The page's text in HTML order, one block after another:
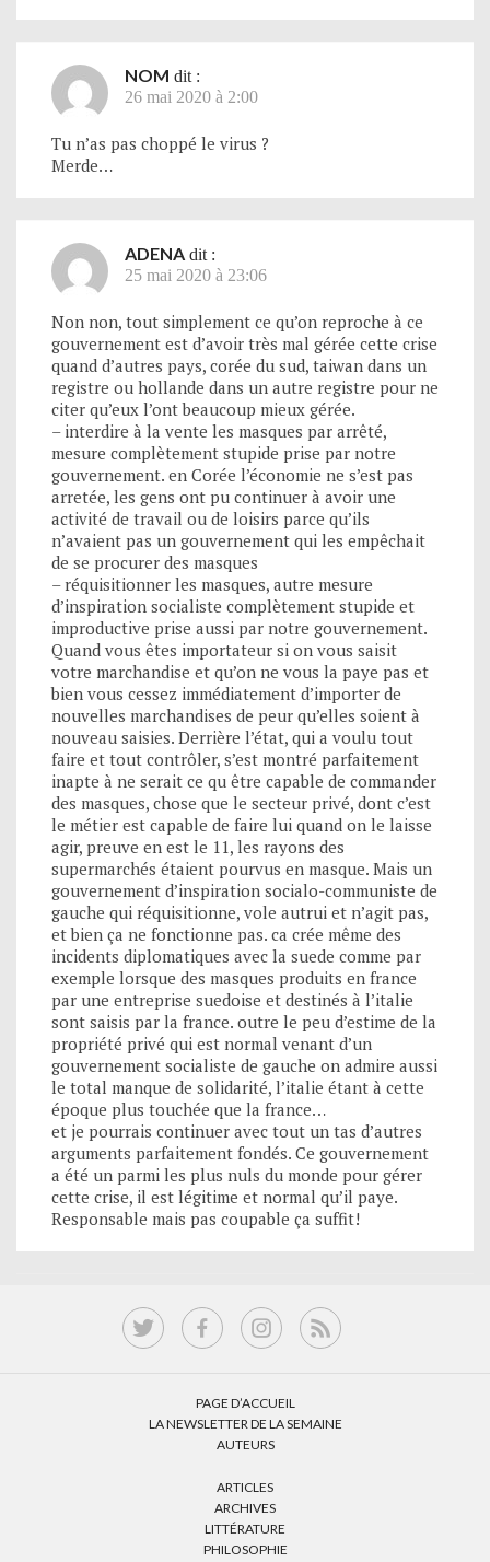
NOM dit :
26 mai 2020 à 2:00
Tu n’as pas choppé le virus ?
Merde…
ADENA dit :
25 mai 2020 à 23:06
Non non, tout simplement ce qu’on reproche à ce
gouvernement est d’avoir très mal gérée cette crise
quand d’autres pays, corée du sud, taiwan dans un
registre ou hollande dans un autre registre pour ne
citer qu’eux l’ont beaucoup mieux gérée.
– interdire à la vente les masques par arrêté,
mesure complètement stupide prise par notre
gouvernement. en Corée l’économie ne s’est pas
arretée, les gens ont pu continuer à avoir une
activité de travail ou de loisirs parce qu’ils
n’avaient pas un gouvernement qui les empêchait
de se procurer des masques
– réquisitionner les masques, autre mesure
d’inspiration socialiste complètement stupide et
improductive prise aussi par notre gouvernement.
Quand vous êtes importateur si on vous saisit
votre marchandise et qu’on ne vous la paye pas et
bien vous cessez immédiatement d’importer de
nouvelles marchandises de peur qu’elles soient à
nouveau saisies. Derrière l’état, qui a voulu tout
faire et tout contrôler, s’est montré parfaitement
inapte à ne serait ce qu être capable de commander
des masques, chose que le secteur privé, dont c’est
le métier est capable de faire lui quand on le laisse
agir, preuve en est le 11, les rayons des
supermarchés étaient pourvus en masque. Mais un
gouvernement d’inspiration socialo-communiste de
gauche qui réquisitionne, vole autrui et n’agit pas,
et bien ça ne fonctionne pas. ca crée même des
incidents diplomatiques avec la suede comme par
exemple lorsque des masques produits en france
par une entreprise suedoise et destinés à l’italie
sont saisis par la france. outre le peu d’estime de la
propriété privé qui est normal venant d’un
gouvernement socialiste de gauche on admire aussi
le total manque de solidarité, l’italie étant à cette
époque plus touchée que la france…
et je pourrais continuer avec tout un tas d’autres
arguments parfaitement fondés. Ce gouvernement
a été un parmi les plus nuls du monde pour gérer
cette crise, il est légitime et normal qu’il paye.
Responsable mais pas coupable ça suffit!
PAGE D’ACCUEIL
LA NEWSLETTER DE LA SEMAINE
AUTEURS
ARTICLES
ARCHIVES
LITTÉRATURE
PHILOSOPHIE